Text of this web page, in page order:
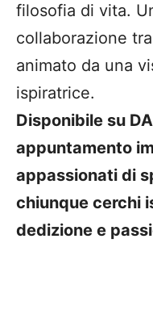
filosofia di vita.
collaborazione
animato da una
ispiratrice.
Disponibile su
appuntamento
appassionati di
chiunque cerchi
dedizione e